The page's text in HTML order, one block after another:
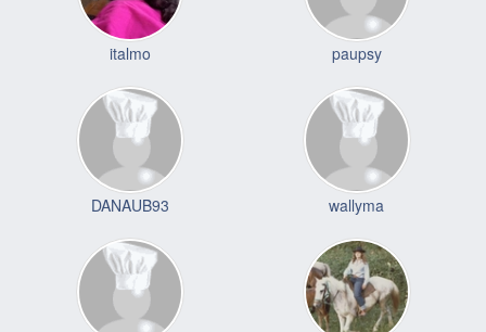
italmo paupsy
DANAUB93 wallyma